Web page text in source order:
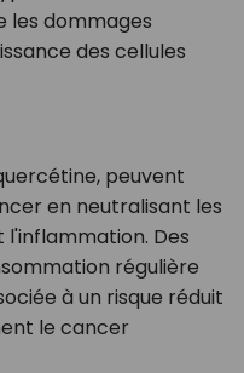
les dommages
des cellules
peuvent
en neutralisant les
l'inflammation. Des
régulière
à un risque réduit
le cancer